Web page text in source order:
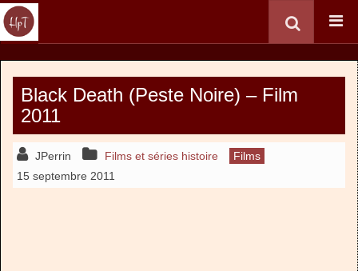
Black Death (Peste Noire) – Film
2011
JPerrin Films et séries histoire
Films
15 septembre 2011